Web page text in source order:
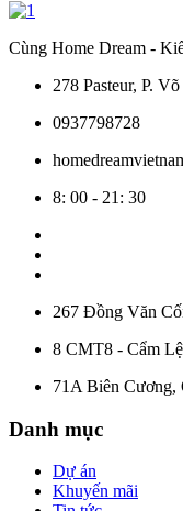
Cùng Home Dream -
278 Pasteur, P.
0937798728
8: 00 - 21: 30
267 Đồng Văn
8 CMT8 - Cẩm
71A Biên Cương,
Danh mục
Dự án
Khuyến mãi